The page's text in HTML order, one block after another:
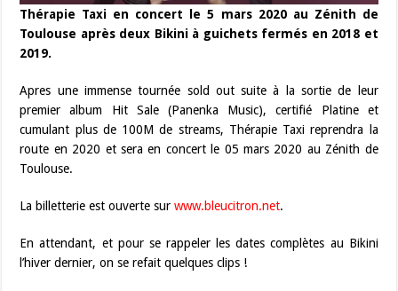
Thérapie Taxi en concert le 5 mars 2020 au Zénith de
Toulouse après deux Bikini à guichets fermés en 2018 et
2019.
Apres une immense tournée sold out suite à la sortie de leur
premier album Hit Sale (Panenka Music), certifié Platine et
cumulant plus de 100M de streams, Thérapie Taxi reprendra la
route en 2020 et sera en concert le 05 mars 2020 au Zénith de
Toulouse.
La billetterie est ouverte surwww.bleucitron.net.
En attendant, et pour se rappeler les dates complètes au Bikini
l’hiver dernier, on se refait quelques clips !